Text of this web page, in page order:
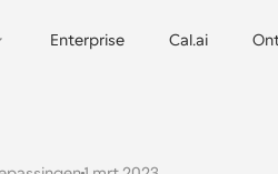
Enterprise Cal.ai